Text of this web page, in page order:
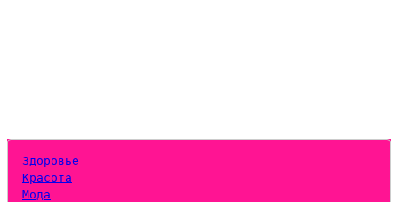
Здоровье
Красота
Мода